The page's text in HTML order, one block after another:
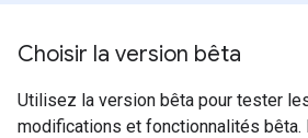
Choisir la version bêta
Utilisez la version bêta pour tester
modifications et fonctionnalités